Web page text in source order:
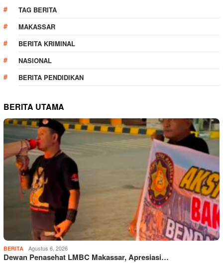
TAG BERITA
MAKASSAR
BERITA KRIMINAL
NASIONAL
BERITA PENDIDIKAN
BERITA UTAMA
BERITA Agustus 6, 2026
Dewan Penasehat LMBC Makassar, Apresiasi…